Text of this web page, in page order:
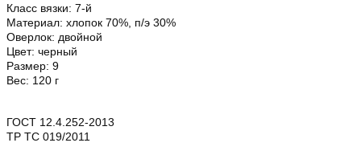
Класс вязки: 7-й
Материал: хлопок 70%, п/э 30%
Оверлок: двойной
Цвет: черный
Размер: 9
Вес: 120 г
ГОСТ 12.4.252-2013
ТР ТС 019/2011